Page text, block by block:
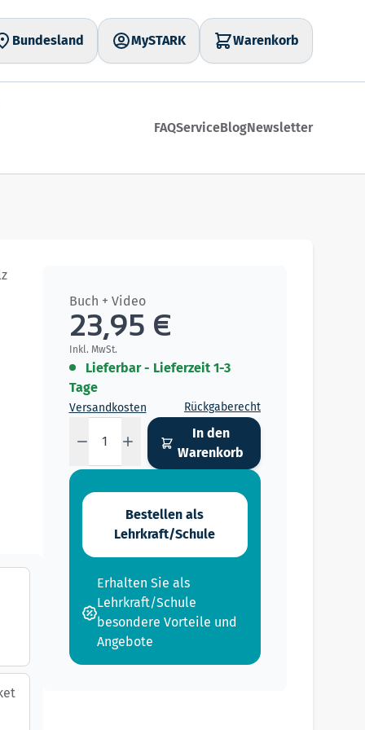
Bundesland MySTARK Warenkorb
FAQServiceBlogNewsletter
Buch + Video
23,95 €
Inkl. MwSt.
Lieferbar - Lieferzeit 1-3
Tage
Versandkosten Rückgaberecht
In den
Warenkorb
Bestellen als
Lehrkraft/Schule
Erhalten Sie als
Lehrkraft/Schule
besondere Vorteile und
Angebote